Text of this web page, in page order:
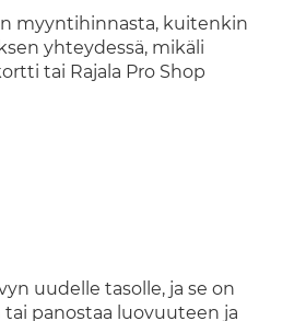
myyntihinnasta, kuitenkin
yhteydessä, mikäli
tai Rajala Pro Shop
uudelle tasolle, ja se on
panostaa luovuuteen ja